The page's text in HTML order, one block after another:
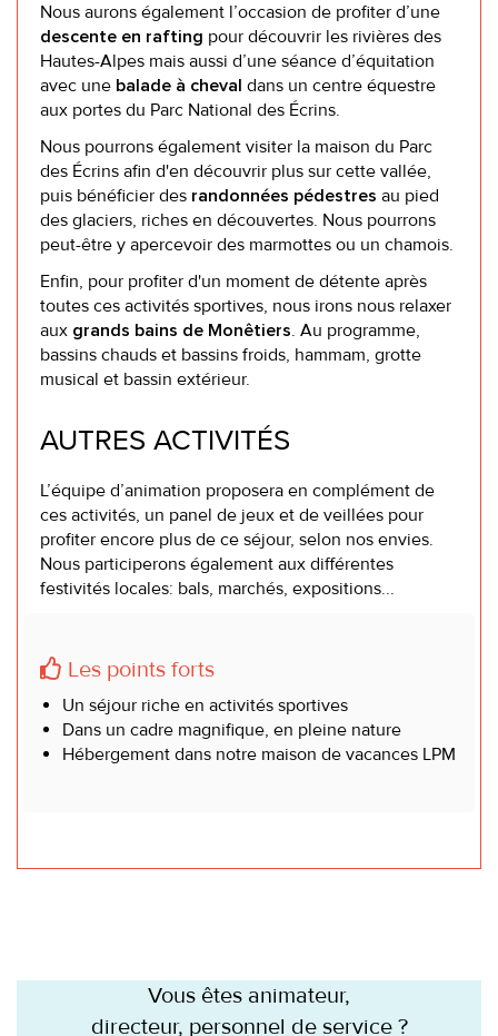
Nous aurons également l’occasion de profiter d’une
descente en rafting pour découvrir les rivières des
Hautes-Alpes mais aussi d’une séance d’équitation
avec une balade à cheval dans un centre équestre
aux portes du Parc National des Écrins.
Nous pourrons également visiter la maison du Parc
des Écrins afin d'en découvrir plus sur cette vallée,
puis bénéficier des randonnées pédestres au pied
des glaciers, riches en découvertes. Nous pourrons
peut-être y apercevoir des marmottes ou un chamois.
Enfin, pour profiter d'un moment de détente après
toutes ces activités sportives, nous irons nous relaxer
aux grands bains de Monêtiers. Au programme,
bassins chauds et bassins froids, hammam, grotte
musical et bassin extérieur.
AUTRES ACTIVITÉS
L’équipe d’animation proposera en complément de
ces activités, un panel de jeux et de veillées pour
profiter encore plus de ce séjour, selon nos envies.
Nous participerons également aux différentes
festivités locales: bals, marchés, expositions...
Les points forts
Un séjour riche en activités sportives
Dans un cadre magnifique, en pleine nature
Hébergement dans notre maison de vacances LPM
Vous êtes animateur,
directeur, personnel de service ?